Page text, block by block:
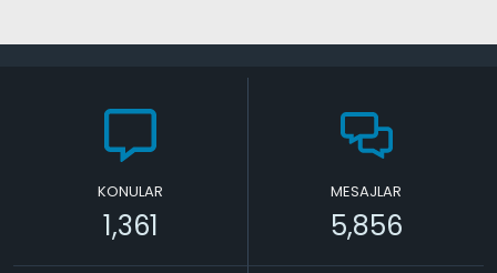
KONULAR
1,361
MESAJLAR
5,856